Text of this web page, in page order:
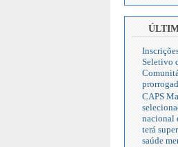
Seletivo
CAPS
nacional
terá
saúde